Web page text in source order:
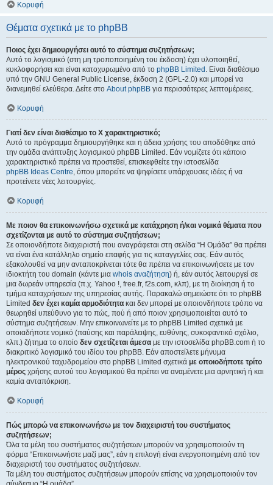
Κορυφή
Θέματα σχετικά με το phpBB
Ποιος έχει δημιουργήσει αυτό το σύστημα συζητήσεων;
Αυτό το λογισμικό (στη μη τροποποιημένη του έκδοση) έχει υλοποιηθεί,
κυκλοφορήσει και είναι κατοχυρωμένο από το phpBB Limited . Είναι διαθέσιμο
υπό την GNU General Public License, έκδοση 2 (GPL-2.0) και μπορεί να
διανεμηθεί ελεύθερα. Δείτε στο About phpBB για περισσότερες λεπτομέρειες.
Κορυφή
Γιατί δεν είναι διαθέσιμο το Χ χαρακτηριστικό;
Αυτό το πρόγραμμα δημιουργήθηκε και η άδεια χρήσης του αποδόθηκε από
την ομάδα ανάπτυξης λογισμικού phpBB Limited. Εάν νομίζετε ότι κάποιο
χαρακτηριστικό πρέπει να προστεθεί, επισκεφθείτε την ιστοσελίδα
phpBB Ideas Centre, όπου μπορείτε να ψηφίσετε υπάρχουσες ιδέες ή να
προτείνετε νέες λειτουργίες.
Κορυφή
Με ποιον θα επικοινωνήσω σχετικά με κατάχρηση ή/και νομικά θέματα που
σχετίζονται με αυτό το σύστημα συζητήσεων;
Σε οποιονδήποτε διαχειριστή που αναγράφεται στη σελίδα “Η Ομάδα” θα πρέπει
να είναι ένα κατάλληλο σημείο επαφής για τις καταγγελίες σας. Εάν αυτός
εξακολουθεί να μην ανταποκρίνεται τότε θα πρέπει να επικοινωνήσετε με τον
ιδιοκτήτη του domain (κάντε μια whois αναζήτηση) ή, εάν αυτός λειτουργεί σε
μια δωρεάν υπηρεσία (π.χ. Yahoo !, free.fr, f2s.com, κλπ), με τη διοίκηση ή το
τμήμα καταχρήσεων της υπηρεσίας αυτής. Παρακαλώ σημειώστε ότι το phpBB
Limited δεν έχει καμία αρμοδιότητα και δεν μπορεί με οποιονδήποτε τρόπο να
θεωρηθεί υπεύθυνο για το πώς, πού ή από ποιον χρησιμοποιείται αυτό το
σύστημα συζητήσεων. Μην επικοινωνείτε με το phpBB Limited σχετικά με
οποιαδήποτε νομικό (παύσης και παράλειψης, ευθύνης, συκοφαντικό σχόλιο,
κλπ.) ζήτημα το οποίο δεν σχετίζεται άμεσα με την ιστοσελίδα phpBB.com ή το
διακριτικό λογισμικό του ιδίου του phpBB. Εάν αποστείλετε μήνυμα
ηλεκτρονικού ταχυδρομείου στο phpBB Limited σχετικά με οποιοδήποτε τρίτο
μέρος χρήσης αυτού του λογισμικού θα πρέπει να αναμένετε μια αρνητική ή και
καμία ανταπόκριση.
Κορυφή
Πώς μπορώ να επικοινωνήσω με τον διαχειριστή του συστήματος
συζητήσεων;
Όλα τα μέλη του συστήματος συζητήσεων μπορούν να χρησιμοποιούν τη
φόρμα “Επικοινωνήστε μαζί μας”, εάν η επιλογή είναι ενεργοποιημένη από τον
διαχειριστή του συστήματος συζητήσεων.
Τα μέλη του συστήματος συζητήσεων μπορούν επίσης να χρησιμοποιούν τον